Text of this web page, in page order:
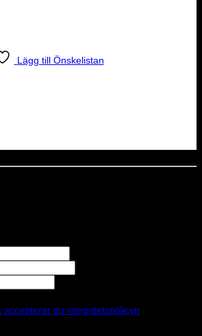
Lägg till Önskelistan
du integritetspolicyn